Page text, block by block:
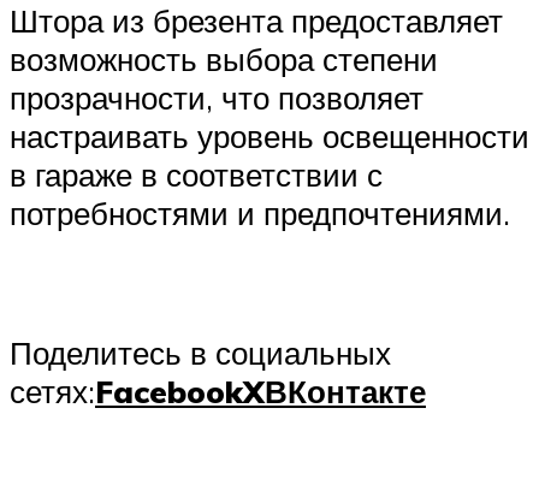
Штора из брезента предоставляет
возможность выбора степени
прозрачности, что позволяет
настраивать уровень освещенности
в гараже в соответствии с
потребностями и предпочтениями.
Поделитесь в социальных
сетях:FacebookXВКонтакте